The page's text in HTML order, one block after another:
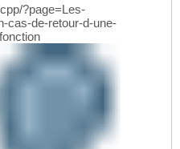
?page=Les-
cas-de-retour-d-une-